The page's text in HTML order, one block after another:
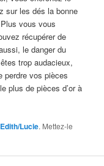
sur les dés la bonne
vous vous
récupérer de
le danger du
trop audacieux,
perdre vos pièces
plus de pièces d’or à
Edith/Lucie. Mettez-le